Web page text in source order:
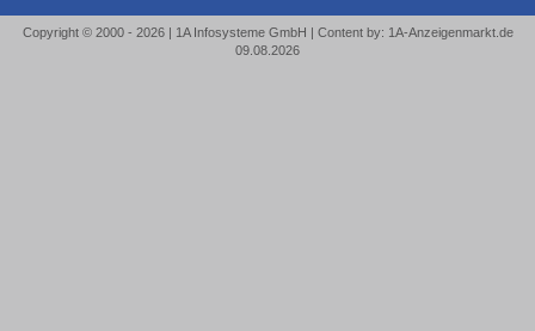
Copyright © 2000 - 2026 | 1A Infosysteme GmbH | Content by: 1A-Anzeigenmarkt.de
09.08.2026